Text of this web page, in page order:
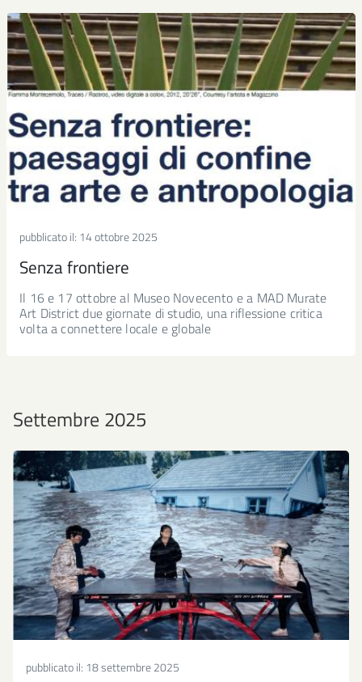
pubblicato il: 14 ottobre 2025
Senza frontiere
Il 16 e 17 ottobre al Museo Novecento e a MAD Murate
Art District due giornate di studio, una riflessione critica
volta a connettere locale e globale
Settembre 2025
pubblicato il: 18 settembre 2025